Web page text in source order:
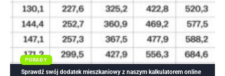
PORADY
Sprawdź swój dodatek mieszkaniowy z naszym kalkulatorem online